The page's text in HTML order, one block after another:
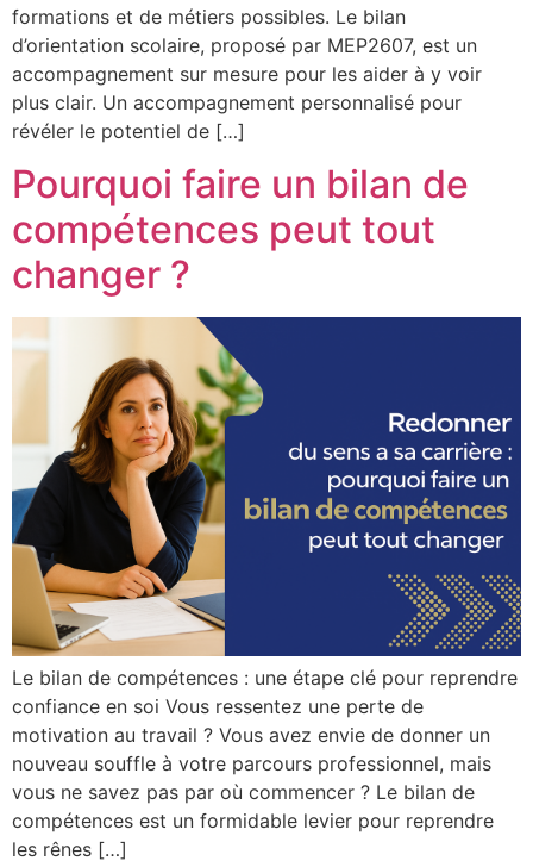
formations et de métiers possibles. Le bilan
d’orientation scolaire, proposé par MEP2607, est un
accompagnement sur mesure pour les aider à y voir
plus clair. Un accompagnement personnalisé pour
révéler le potentiel de […]
Pourquoi faire un bilan de
compétences peut tout
changer ?
Le bilan de compétences : une étape clé pour reprendre
confiance en soi Vous ressentez une perte de
motivation au travail ? Vous avez envie de donner un
nouveau souffle à votre parcours professionnel, mais
vous ne savez pas par où commencer ? Le bilan de
compétences est un formidable levier pour reprendre
les rênes […]